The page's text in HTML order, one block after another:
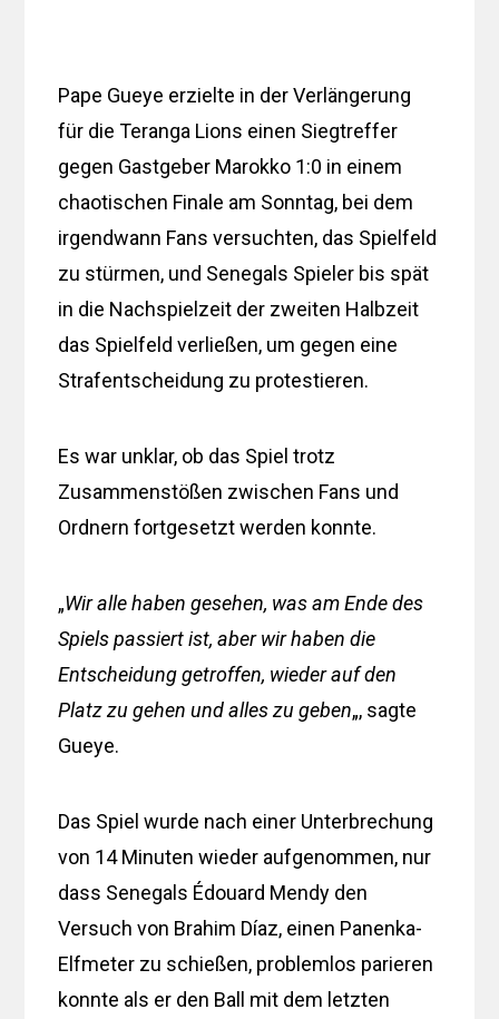
Pape Gueye erzielte in der Verlängerung
für die Teranga Lions einen Siegtreffer
gegen Gastgeber Marokko 1:0 in einem
chaotischen Finale am Sonntag, bei dem
irgendwann Fans versuchten, das Spielfeld
zu stürmen, und Senegals Spieler bis spät
in die Nachspielzeit der zweiten Halbzeit
das Spielfeld verließen, um gegen eine
Strafentscheidung zu protestieren.
Es war unklar, ob das Spiel trotz
Zusammenstößen zwischen Fans und
Ordnern fortgesetzt werden konnte.
„Wir alle haben gesehen, was am Ende des
Spiels passiert ist, aber wir haben die
Entscheidung getroffen, wieder auf den
Platz zu gehen und alles zu geben„, sagte
Gueye.
Das Spiel wurde nach einer Unterbrechung
von 14 Minuten wieder aufgenommen, nur
dass Senegals Édouard Mendy den
Versuch von Brahim Díaz, einen Panenka-
Elfmeter zu schießen, problemlos parieren
konnte als er den Ball mit dem letzten